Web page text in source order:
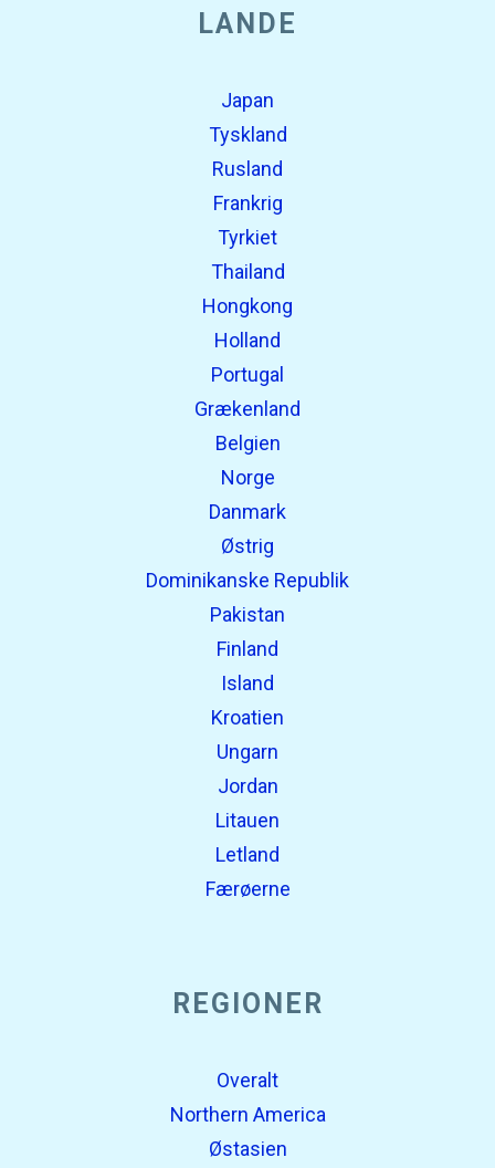
LANDE
Japan
Tyskland
Rusland
Frankrig
Tyrkiet
Thailand
Hongkong
Holland
Portugal
Grækenland
Belgien
Norge
Danmark
Østrig
Dominikanske Republik
Pakistan
Finland
Island
Kroatien
Ungarn
Jordan
Litauen
Letland
Færøerne
REGIONER
Overalt
Northern America
Østasien